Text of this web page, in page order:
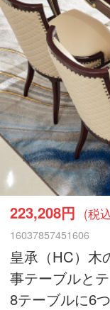
223,208円 (税
16037857451606
皇承（HC）木
事テーブルと
8テーブルに6